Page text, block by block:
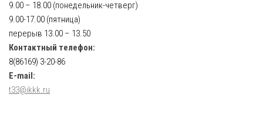
9.00 – 18.00 (понедельник-четверг)
9.00-17.00 (пятница)
перерыв 13.00 – 13.50
Контактный телефон:
8(86169) 3-20-86
E-mail:
t33@ikkk.ru